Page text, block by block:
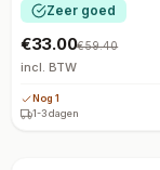
Zeer goed
€33.00€59.40
incl. BTW
Nog 1
1-3 dagen